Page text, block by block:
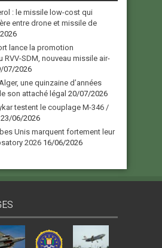
: le missile low-cost qui
entre drone et missile de
lance la promotion
RVV-SDM, nouveau missile air-
07/2026
une quinzaine d’années
son attaché légal 20/07/2026
testent le couplage M-346 /
23/06/2026
Unis marquent fortement leur
2026 16/06/2026